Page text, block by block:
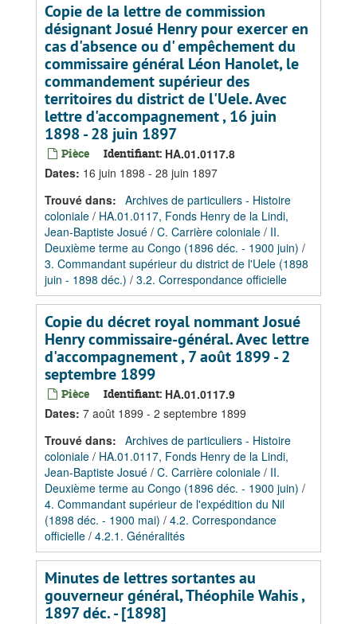
Copie de la lettre de commission
désignant Josué Henry pour exercer en
cas d'absence ou d' empêchement du
commissaire général Léon Hanolet, le
commandement supérieur des
territoires du district de l'Uele. Avec
lettre d'accompagnement , 16 juin
1898 - 28 juin 1897
Pièce Identifiant: HA.01.0117.8
Dates: 16 juin 1898 - 28 juin 1897
Trouvé dans: Archives de particuliers - Histoire
coloniale / HA.01.0117, Fonds Henry de la Lindi,
Jean-Baptiste Josué / C. Carrière coloniale / II.
Deuxième terme au Congo (1896 déc. - 1900 juin) /
3. Commandant supérieur du district de l'Uele (1898
juin - 1898 déc.) / 3.2. Correspondance officielle
Copie du décret royal nommant Josué
Henry commissaire-général. Avec lettre
d'accompagnement , 7 août 1899 - 2
septembre 1899
Pièce Identifiant: HA.01.0117.9
Dates: 7 août 1899 - 2 septembre 1899
Trouvé dans: Archives de particuliers - Histoire
coloniale / HA.01.0117, Fonds Henry de la Lindi,
Jean-Baptiste Josué / C. Carrière coloniale / II.
Deuxième terme au Congo (1896 déc. - 1900 juin) /
4. Commandant supérieur de l'expédition du Nil
(1898 déc. - 1900 mai) / 4.2. Correspondance
officielle / 4.2.1. Généralités
Minutes de lettres sortantes au
gouverneur général, Théophile Wahis ,
1897 déc. - [1898]